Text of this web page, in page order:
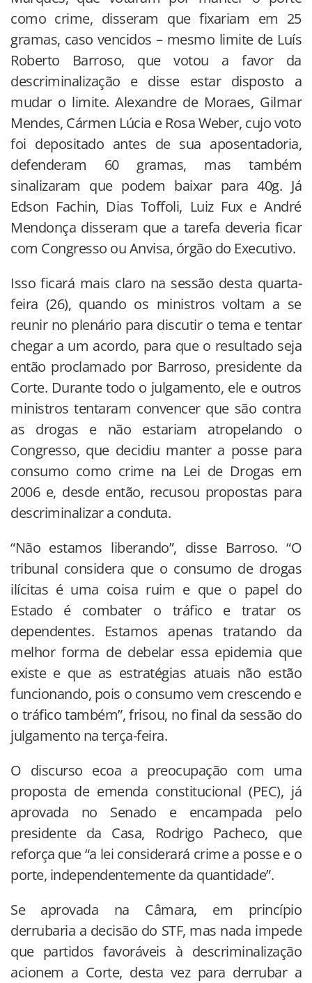
como crime, disseram que fixariam em 25
gramas, caso vencidos – mesmo limite de Luís
Roberto Barroso, que votou a favor da
descriminalização e disse estar disposto a
mudar o limite. Alexandre de Moraes, Gilmar
Mendes, Cármen Lúcia e Rosa Weber, cujo voto
foi depositado antes de sua aposentadoria,
defenderam 60 gramas, mas também
sinalizaram que podem baixar para 40g. Já
Edson Fachin, Dias Toffoli, Luiz Fux e André
Mendonça disseram que a tarefa deveria ficar
com Congresso ou Anvisa, órgão do Executivo.
Isso ficará mais claro na sessão desta quarta-
feira (26), quando os ministros voltam a se
reunir no plenário para discutir o tema e tentar
chegar a um acordo, para que o resultado seja
então proclamado por Barroso, presidente da
Corte. Durante todo o julgamento, ele e outros
ministros tentaram convencer que são contra
as drogas e não estariam atropelando o
Congresso, que decidiu manter a posse para
consumo como crime na Lei de Drogas em
2006 e, desde então, recusou propostas para
descriminalizar a conduta.
“Não estamos liberando”, disse Barroso. “O
tribunal considera que o consumo de drogas
ilícitas é uma coisa ruim e que o papel do
Estado é combater o tráfico e tratar os
dependentes. Estamos apenas tratando da
melhor forma de debelar essa epidemia que
existe e que as estratégias atuais não estão
funcionando, pois o consumo vem crescendo e
o tráfico também”, frisou, no final da sessão do
julgamento na terça-feira.
O discurso ecoa a preocupação com uma
proposta de emenda constitucional (PEC), já
aprovada no Senado e encampada pelo
presidente da Casa, Rodrigo Pacheco, que
reforça que “a lei considerará crime a posse e o
porte, independentemente da quantidade”.
Se aprovada na Câmara, em princípio
derrubaria a decisão do STF, mas nada impede
que partidos favoráveis à descriminalização
acionem a Corte, desta vez para derrubar a